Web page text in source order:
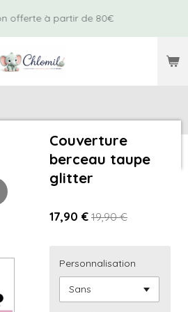
offerte à partir de 80€
Couverture
berceau taupe
glitter
17,90 € 19,90 €
Personnalisation